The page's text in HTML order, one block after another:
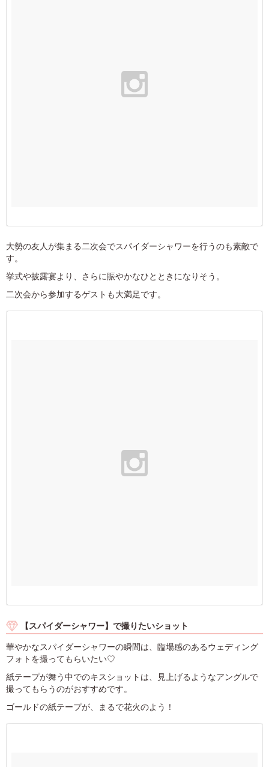
大勢の友人が集まる二次会でスパイダーシャワーを行うのも素敵で
す。
挙式や披露宴より、さらに賑やかなひとときになりそう。
二次会から参加するゲストも大満足です。
【スパイダーシャワー】で撮りたいショット
華やかなスパイダーシャワーの瞬間は、臨場感のあるウェディング
フォトを撮ってもらいたい♡
紙テープが舞う中でのキスショットは、見上げるようなアングルで
撮ってもらうのがおすすめです。
ゴールドの紙テープが、まるで花火のよう！